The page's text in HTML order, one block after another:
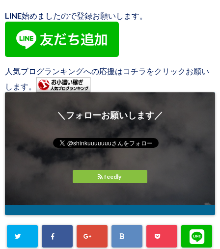
LINE始めましたので登録お願いします。
人気ブログランキングへの応援はコチラをクリックお願い
します。
＼フォローお願いします／
feedly